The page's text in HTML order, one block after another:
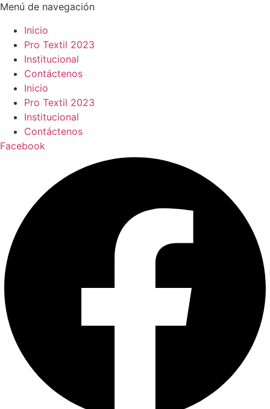
Menú de navegación
Inicio
Pro Textil 2023
Institucional
Contáctenos
Inicio
Pro Textil 2023
Institucional
Contáctenos
Facebook